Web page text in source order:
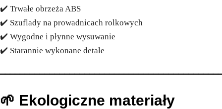
✔️ Trwałe obrzeża ABS
✔️ Szuflady na prowadnicach rolkowych
✔️ Wygodne i płynne wysuwanie
✔️ Starannie wykonane detale
🌱 Ekologiczne materiały